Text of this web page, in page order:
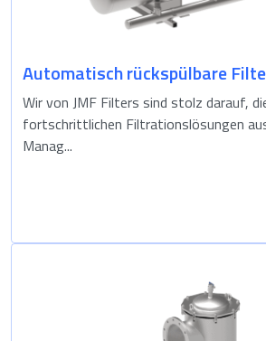
Automatisch rückspülbare
Wir von JMF Filters sind stolz darauf,
fortschrittlichen Filtrationslösungen
Manag...